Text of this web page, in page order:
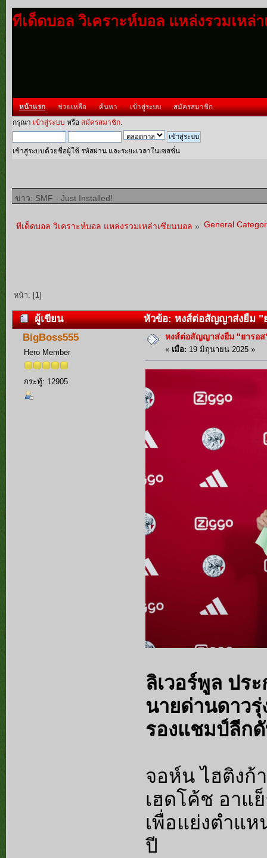
ทีเด็ดบอล วิเคราะห์บอล แหล่งรวมเหล่
หน้าแรก ช่วยเหลือ ค้นหา เข้าสู่ระบบ สมัครสมาชิก
กรุณา เข้าสู่ระบบ หรือ สมัครสมาชิก.
เข้าสู่ระบบด้วยชื่อผู้ใช้ รหัสผ่าน และระยะเวลาในเซสชั่น
ข่าว: SMF - Just Installed!
ทีเด็ดบอล วิเคราะห์บอล แหล่งรวมเหล่าเซียนบอล » General
หน้า: [ 1]
ผู้เขียน
หัวข้อ: หงส์ต่อสัญญาส่งยืม "ย
BigBoss555
Hero Member
กระทู้: 12905
หงส์ต่อสัญญาส่งยืม "ยารอส
« เมื่อ: 19 มิถุนายน 2025 »
ลิเวอร์พูล ปร
นายด่านดาวรุ่
รองแชมป์ลีก
จอห์น ไฮติงก้
เฮดโค้ช อาแ
เพื่อแย่งตำแห
ปี